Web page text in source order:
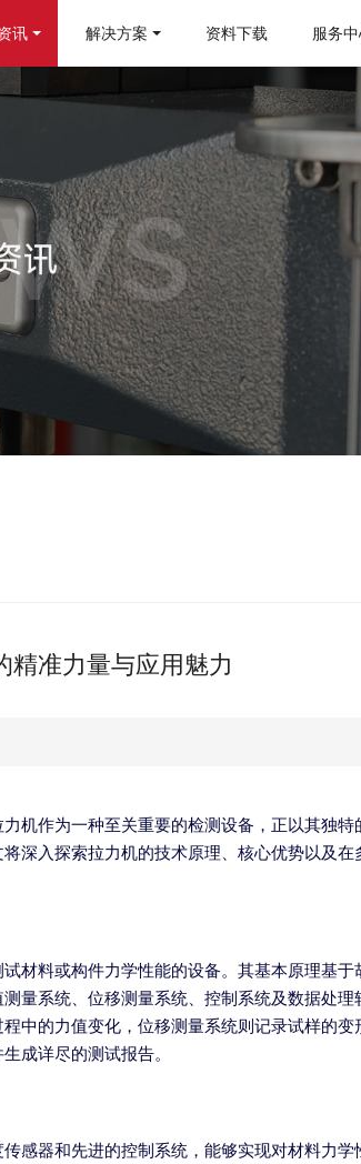
讯 解决方案 资料下载 服务
精准力量与应用魅力
机作为一种至关重要的检测设备，正以其独
深入探索拉力机的技术原理、核心优势以及
材料或构件力学性能的设备。其基本原理基
量系统、位移测量系统、控制系统及数据处
中的力值变化，位移测量系统则记录试样的
成详尽的测试报告。
感器和先进的控制系统，能够实现对材料力